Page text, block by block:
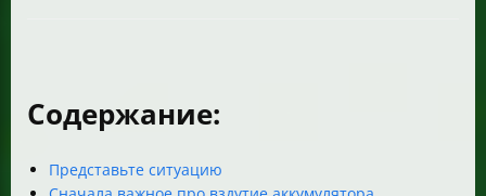
Содержание:
Представьте ситуацию